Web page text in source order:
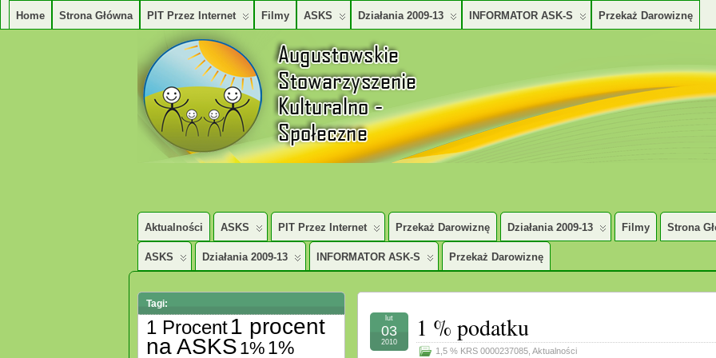
Home Strona Główna PIT Przez Internet Filmy ASKS Działania 2009-13 INFORMATOR ASK-S Przekaż Darowiznę
AUGUSTOWSKIE STOWARZYSZENE KULTURALNO – SPOŁECZNE
Aktualności ASKS PIT Przez Internet Przekaż Darowiznę Działania 2009-13 Filmy Strona
ASKS Działania 2009-13 INFORMATOR ASK-S Przekaż Darowiznę
1 % podatku
1,5 % KRS 0000237085 Aktualności
lut
03
2010
Tagi:
1 Procent1 procent
na ASKS 1% 1%